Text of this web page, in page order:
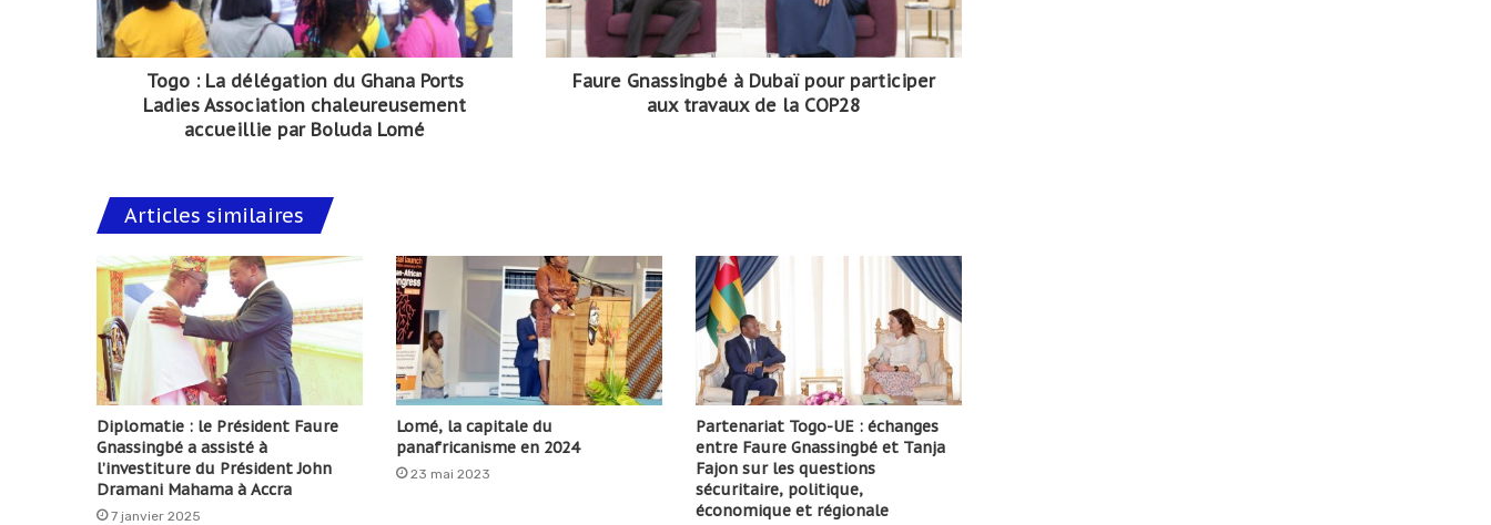
Togo : La délégation du Ghana Ports
Ladies Association chaleureusement
accueillie par Boluda Lomé
Faure Gnassingbé à Dubaï pour participer
aux travaux de la COP28
Articles similaires
Diplomatie : le Président Faure
Gnassingbé a assisté à
l’investiture du Président John
Dramani Mahama à Accra
7 janvier 2025
Lomé, la capitale du
panafricanisme en 2024
23 mai 2023
Partenariat Togo-UE : échanges
entre Faure Gnassingbé et Tanja
Fajon sur les questions
sécuritaire, politique,
économique et régionale